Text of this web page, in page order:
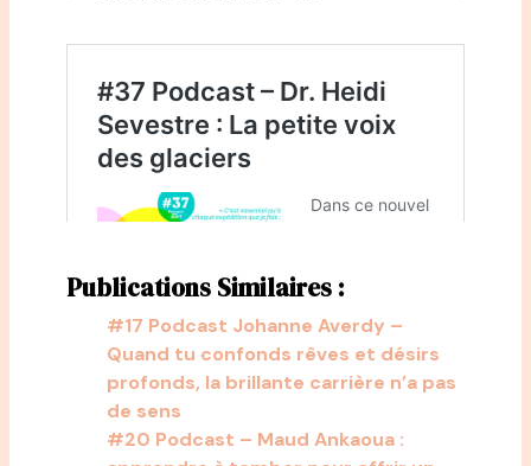
Publications Similaires :
#17 Podcast Johanne Averdy –
Quand tu confonds rêves et désirs
profonds, la brillante carrière n’a pas
de sens
#20 Podcast – Maud Ankaoua :